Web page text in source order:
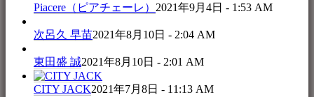
Piacere（ピアチェーレ） 2021年9月4日 - 1:53 AM
次呂久 早苗2021年8月10日 - 2:04 AM
東田盛 誠2021年8月10日 - 2:01 AM
CITY JACK2021年7月8日 - 11:13 AM